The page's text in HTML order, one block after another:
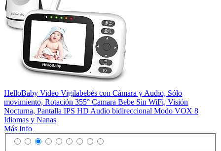
HelloBaby Video Vigilabebés con Cámara y Audio, Sólo
movimiento, Rotación 355° Camara Bebe Sin WiFi, Visión
Nocturna, Pantalla IPS HD Audio bidireccional Modo VOX 8
Idiomas y Nanas
Más Info